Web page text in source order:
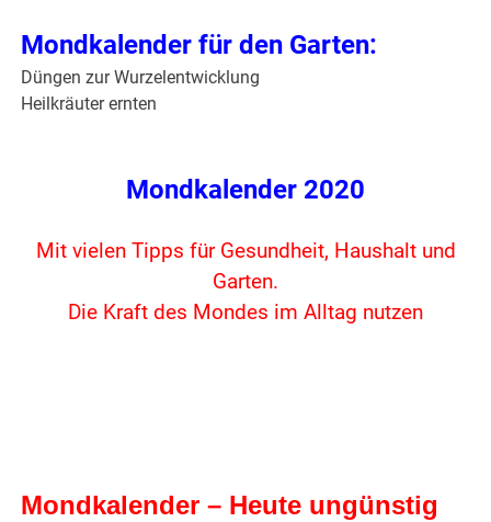
Mondkalender für den Garten:
Düngen zur Wurzelentwicklung
Heilkräuter ernten
Mondkalender 2020
Mit vielen Tipps für Gesundheit, Haushalt und
Garten.
Die Kraft des Mondes im Alltag nutzen
Mondkalender – Heute ungünstig